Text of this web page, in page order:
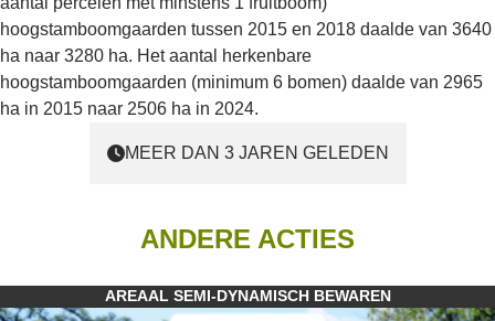
hoogstamboomgaarden tussen 2015 en 2018 daalde van 3640
ha naar 3280 ha. Het aantal herkenbare
hoogstamboomgaarden (minimum 6 bomen) daalde van 2965
ha in 2015 naar 2506 ha in 2024.
MEER DAN 3 JAREN GELEDEN
ANDERE ACTIES
AREAAL SEMI-DYNAMISCH BEWAREN